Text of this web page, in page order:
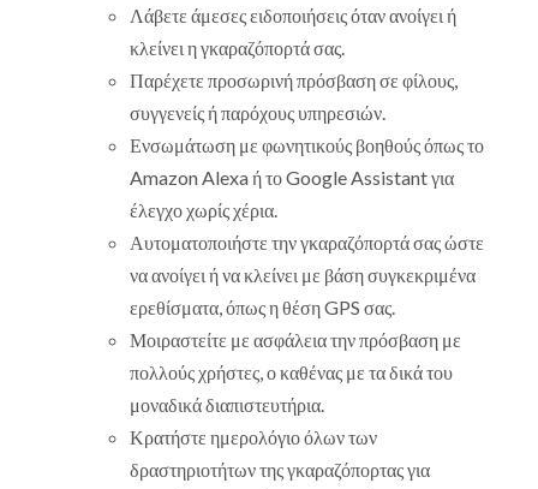
Λάβετε άμεσες ειδοποιήσεις όταν ανοίγει ή
κλείνει η γκαραζόπορτά σας.
Παρέχετε προσωρινή πρόσβαση σε φίλους,
συγγενείς ή παρόχους υπηρεσιών.
Ενσωμάτωση με φωνητικούς βοηθούς όπως το
Amazon Alexa ή το Google Assistant για
έλεγχο χωρίς χέρια.
Αυτοματοποιήστε την γκαραζόπορτά σας ώστε
να ανοίγει ή να κλείνει με βάση συγκεκριμένα
ερεθίσματα, όπως η θέση GPS σας.
Μοιραστείτε με ασφάλεια την πρόσβαση με
πολλούς χρήστες, ο καθένας με τα δικά του
μοναδικά διαπιστευτήρια.
Κρατήστε ημερολόγιο όλων των
δραστηριοτήτων της γκαραζόπορτας για